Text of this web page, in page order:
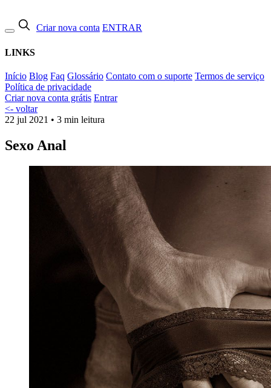
Criar nova conta ENTRAR
LINKS
Início Blog Faq Glossário Contato com o suporte Termos de serviço
Política de privacidade
Criar nova conta grátis Entrar
<- voltar
22 jul 2021 • 3 min leitura
Sexo Anal